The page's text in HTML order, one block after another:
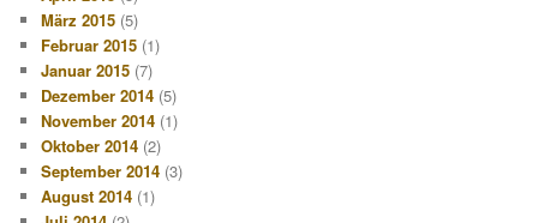
März 2015 (5)
Februar 2015 (1)
Januar 2015 (7)
Dezember 2014 (5)
November 2014 (1)
Oktober 2014 (2)
September 2014 (3)
August 2014 (1)